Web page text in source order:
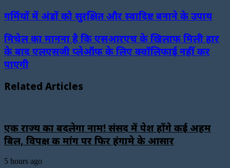
गर्मियों में अंडों को सुरक्षित और स्वादिष्ट बनाने के उपाय
मिचेल का मानना है कि एसआरएच के खिलाफ मिली हार
के बाद एलएसजी प्लेऑफ के लिए क्वॉलिफाई नहीं कर
पाएगी
Related Articles
एक राज्य का बदलेगा नाम! संसद में पेश होंगे कई अहम
बिल, विपक्ष की मांग पर फिर हंगामे के आसार
5 hours ago